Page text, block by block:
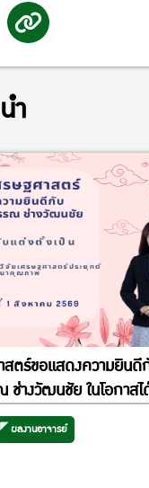
ำ
สตร์ขอแสดงความยินดี
างวัฒนชัย ในโอกาสไ
นวยการศูนย์วิจัย
ยุกต์ ฝ่ายพัฒนาคุณภาพ
ผลงานอาจารย์